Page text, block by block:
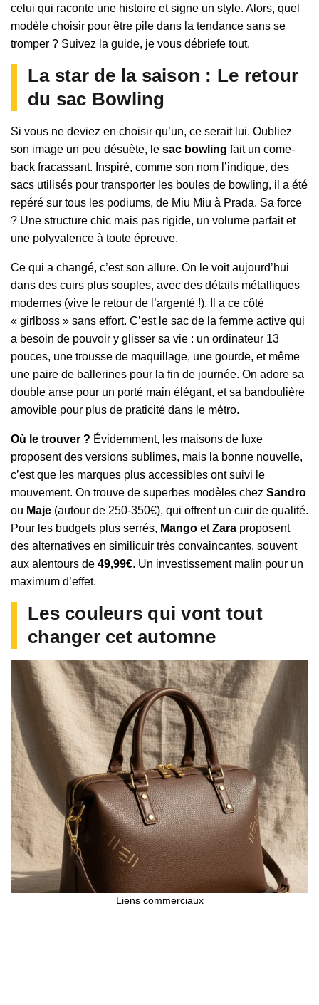
celui qui raconte une histoire et signe un style. Alors, quel
modèle choisir pour être pile dans la tendance sans se
tromper ? Suivez la guide, je vous débriefe tout.
La star de la saison : Le retour
du sac Bowling
Si vous ne deviez en choisir qu’un, ce serait lui. Oubliez
son image un peu désuète, le sac bowling fait un come-
back fracassant. Inspiré, comme son nom l’indique, des
sacs utilisés pour transporter les boules de bowling, il a été
repéré sur tous les podiums, de Miu Miu à Prada. Sa force
? Une structure chic mais pas rigide, un volume parfait et
une polyvalence à toute épreuve.
Ce qui a changé, c’est son allure. On le voit aujourd’hui
dans des cuirs plus souples, avec des détails métalliques
modernes (vive le retour de l’argenté !). Il a ce côté
« girlboss » sans effort. C’est le sac de la femme active qui
a besoin de pouvoir y glisser sa vie : un ordinateur 13
pouces, une trousse de maquillage, une gourde, et même
une paire de ballerines pour la fin de journée. On adore sa
double anse pour un porté main élégant, et sa bandoulière
amovible pour plus de praticité dans le métro.
Où le trouver ? Évidemment, les maisons de luxe
proposent des versions sublimes, mais la bonne nouvelle,
c’est que les marques plus accessibles ont suivi le
mouvement. On trouve de superbes modèles chez Sandro
ou Maje (autour de 250-350€), qui offrent un cuir de qualité.
Pour les budgets plus serrés, Mango etZara proposent
des alternatives en similicuir très convaincantes, souvent
aux alentours de 49,99€. Un investissement malin pour un
maximum d’effet.
Les couleurs qui vont tout
changer cet automne
Liens commerciaux